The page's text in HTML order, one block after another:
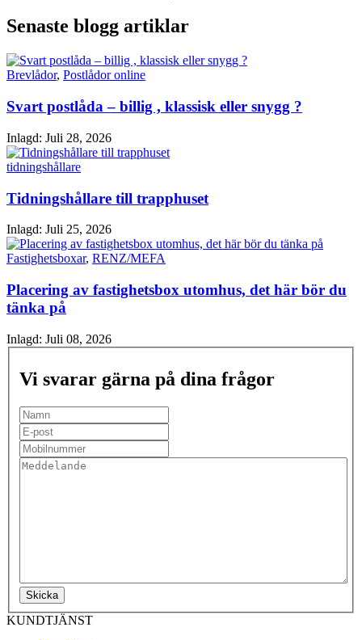
Senaste blogg artiklar
Brevlådor, Postlådor online
Svart postlåda – billig , klassisk eller snygg ?
Inlagd: Juli 28, 2026
tidningshållare
Tidningshållare till trapphuset
Inlagd: Juli 25, 2026
Fastighetsboxar, RENZ/MEFA
Placering av fastighetsbox utomhus, det här bör du
tänka på
Inlagd: Juli 08, 2026
Vi svarar gärna på dina frågor
Skicka
KUNDTJÄNST